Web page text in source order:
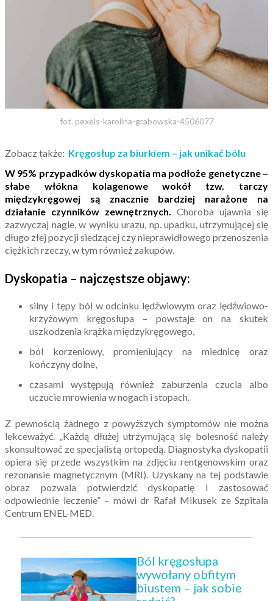
fot. pexels-karolina-grabowska-4506077
Zobacz także: Kręgosłup za biurkiem – jak unikać bólu
W 95% przypadków dyskopatia ma podłoże genetyczne –
słabe włókna kolagenowe wokół tzw. tarczy
międzykręgowej są znacznie bardziej narażone na
działanie czynników zewnętrznych. Choroba ujawnia się
zazwyczaj nagle, w wyniku urazu, np. upadku, utrzymującej się
długo złej pozycji siedzącej czy nieprawidłowego przenoszenia
ciężkich rzeczy, w tym również zakupów.
Dyskopatia – najczęstsze objawy:
silny i tępy ból w odcinku lędźwiowym oraz lędźwiowo-
krzyżowym kręgosłupa – powstaje on na skutek
uszkodzenia krążka międzykręgowego,
ból korzeniowy, promieniujący na miednicę oraz
kończyny dolne,
czasami występują również zaburzenia czucia albo
uczucie mrowienia w nogach i stopach.
Z pewnością żadnego z powyższych symptomów nie można
lekceważyć. „Każdą dłużej utrzymującą się bolesność należy
skonsultować ze specjalistą ortopedą. Diagnostyka dyskopatii
opiera się przede wszystkim na zdjęciu rentgenowskim oraz
rezonansie magnetycznym (MRI). Uzyskany na tej podstawie
obraz pozwala potwierdzić dyskopatię i zastosować
odpowiednie leczenie” – mówi dr Rafał Mikusek ze Szpitala
Centrum ENEL-MED.
Ból kręgosłupa
wywołany obfitym
biustem – jak sobie